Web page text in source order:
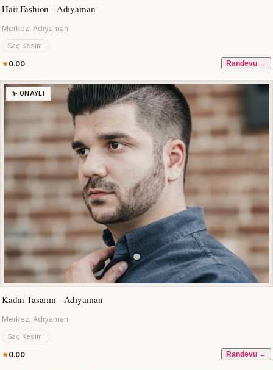
Hair Fashion - Adıyaman
Merkez, Adıyaman
Saç Kesimi
0.00 Randevu →
✨ ONAYLI
Kadın Tasarım - Adıyaman
Merkez, Adıyaman
Saç Kesimi
0.00 Randevu →